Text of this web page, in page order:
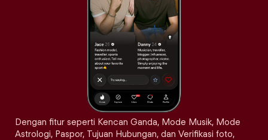
Dengan fitur seperti Kencan Ganda, Mode Musik, Mode
Astrologi, Paspor, Tujuan Hubungan, dan Verifikasi foto,